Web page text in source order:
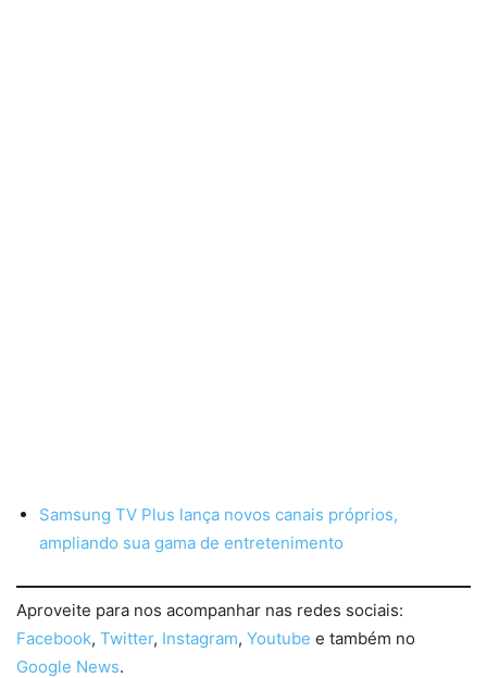
Samsung TV Plus lança novos canais próprios,
ampliando sua gama de entretenimento
Aproveite para nos acompanhar nas redes sociais:
Facebook, Twitter, Instagram, Youtube e também no
Google News.